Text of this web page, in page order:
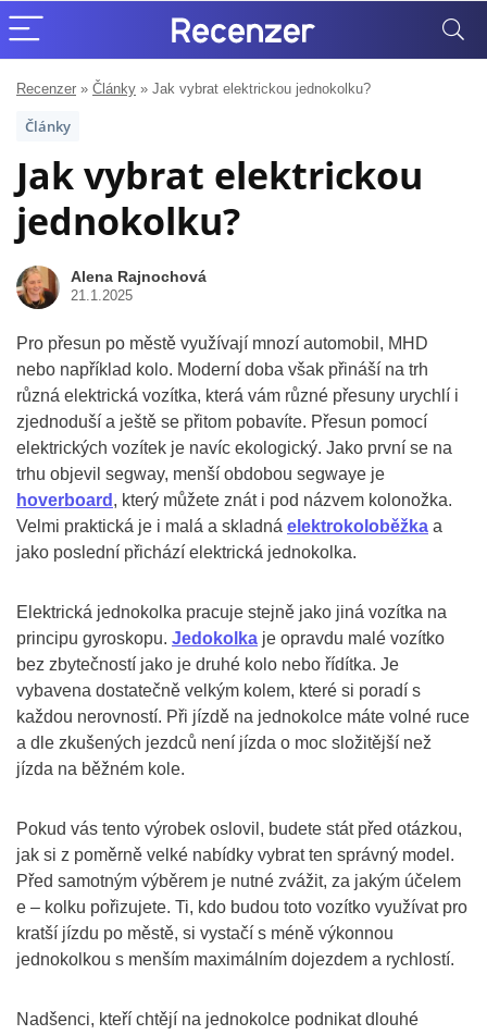
Recenzer » Články » Jak vybrat elektrickou jednokolku?
Články
Jak vybrat elektrickou
jednokolku?
Alena Rajnochová
21.1.2025
Pro přesun po městě využívají mnozí automobil, MHD
nebo například kolo. Moderní doba však přináší na trh
různá elektrická vozítka, která vám různé přesuny urychlí i
zjednoduší a ještě se přitom pobavíte. Přesun pomocí
elektrických vozítek je navíc ekologický. Jako první se na
trhu objevil segway, menší obdobou segwaye je
hoverboard , který můžete znát i pod názvem kolonožka.
Velmi praktická je i malá a skladná elektrokoloběžka a
jako poslední přichází elektrická jednokolka.
Elektrická jednokolka pracuje stejně jako jiná vozítka na
principu gyroskopu. Jedokolka je opravdu malé vozítko
bez zbytečností jako je druhé kolo nebo řídítka. Je
vybavena dostatečně velkým kolem, které si poradí s
každou nerovností. Při jízdě na jednokolce máte volné ruce
a dle zkušených jezdců není jízda o moc složitější než
jízda na běžném kole.
Pokud vás tento výrobek oslovil, budete stát před otázkou,
jak si z poměrně velké nabídky vybrat ten správný model.
Před samotným výběrem je nutné zvážit, za jakým účelem
e – kolku pořizujete. Ti, kdo budou toto vozítko využívat pro
kratší jízdu po městě, si vystačí s méně výkonnou
jednokolkou s menším maximálním dojezdem a rychlostí.
Nadšenci, kteří chtějí na jednokolce podnikat dlouhé